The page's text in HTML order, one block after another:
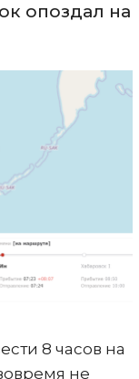
опоздал на
8 часов на
не